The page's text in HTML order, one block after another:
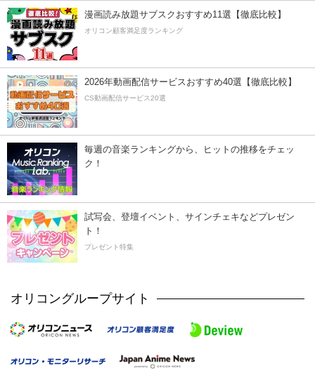
漫画読み放題サブスクおすすめ11選【徹底比較】
オリコン顧客満足度ランキング
2026年動画配信サービスおすすめ40選【徹底比較】
CS動画配信サービス20選
毎週の音楽ランキングから、ヒットの推移をチェッ
ク！
試写会、登壇イベント、サインチェキなどプレゼン
ト！
プレゼント特集
オリコングループサイト